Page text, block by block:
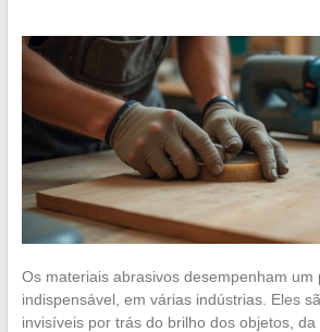
Os materiais abrasivos desempenham um
indispensável, em várias indústrias. Eles
invisíveis por trás do brilho dos objetos, da